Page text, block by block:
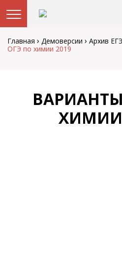
Перейти
содержанию
Главная › Демоверсии › Архив
ОГЭ по химии 2019
ХИМИИ